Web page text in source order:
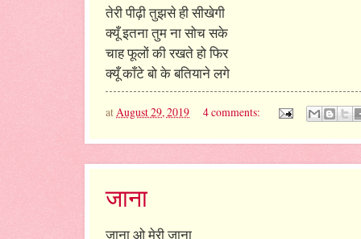
तेरी पीढ़ी तुझसे ही सीखेगी
क्यूँ इतना तुम ना सोच सके
चाह फूलों की रखते हो फिर
क्यूँ काँटे बो के बतियाने लगे
atAugust 29, 2019 4 comments:
जाना
जाना ओ मेरी जाना